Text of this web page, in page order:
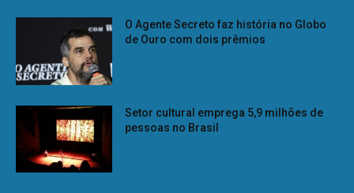
O Agente Secreto faz história no Globo
de Ouro com dois prêmios
Setor cultural emprega 5,9 milhões de
pessoas no Brasil